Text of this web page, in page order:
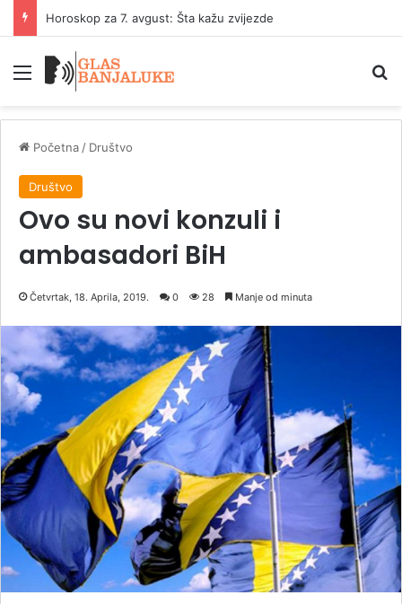
Meni
Početna / Društvo
Društvo
Ovo su novi konzuli i
ambasadori BiH
Četvrtak, 18. Aprila, 2019. 0 28 Manje od minuta